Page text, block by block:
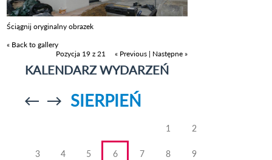
Ściągnij oryginalny obrazek
« Back to gallery
Pozycja 19 z 21
« Previous | Następne »
KALENDARZ WYDARZEŃ
Przejdź doPrzejdź do
SIERPIEŃ
1 2
3 4 5 6 7 8 9